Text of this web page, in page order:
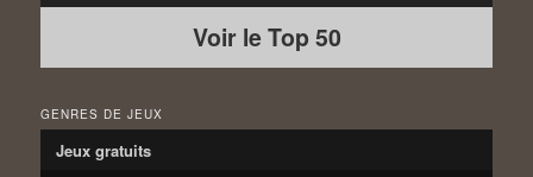
Voir le Top 50
GENRES DE JEUX
Jeux gratuits